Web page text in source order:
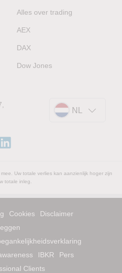
Alles over trading
AEX
DAX
Dow Jones
NL
Uw totale verlies kan aanzienlijk hoger zijn
totale inleg.
Cookies
Disclaimer
IBKR
Pers
Clients